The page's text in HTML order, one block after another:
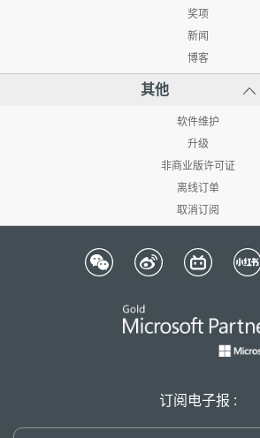
奖项
新闻
博客
其他
软件维护
升级
非商业版许可证
离线订单
取消订阅
订阅电子报 :